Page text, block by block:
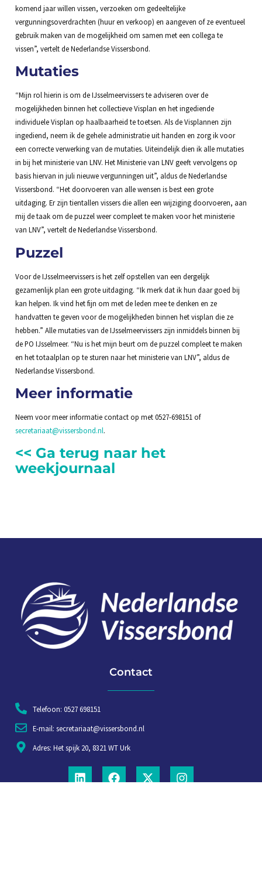
komend jaar willen vissen, verzoeken om gedeeltelijke
vergunningsoverdrachten (huur en verkoop) en aangeven of ze eventueel
gebruik maken van de mogelijkheid om samen met een collega te
vissen”, vertelt de Nederlandse Vissersbond.
Mutaties
“Mijn rol hierin is om de IJsselmeervissers te adviseren over de
mogelijkheden binnen het collectieve Visplan en het ingediende
individuele Visplan op haalbaarheid te toetsen. Als de Visplannen zijn
ingediend, neem ik de gehele administratie uit handen en zorg ik voor
een correcte verwerking van de mutaties. Uiteindelijk dien ik alle mutaties
in bij het ministerie van LNV. Het Ministerie van LNV geeft vervolgens op
basis hiervan in juli nieuwe vergunningen uit”, aldus de Nederlandse
Vissersbond. “Het doorvoeren van alle wensen is best een grote
uitdaging. Er zijn tientallen vissers die allen een wijziging doorvoeren, aan
mij de taak om de puzzel weer compleet te maken voor het ministerie
van LNV”, vertelt de Nederlandse Vissersbond.
Puzzel
Voor de IJsselmeervissers is het zelf opstellen van een dergelijk
gezamenlijk plan een grote uitdaging. “Ik merk dat ik hun daar goed bij
kan helpen. Ik vind het fijn om met de leden mee te denken en ze
handvatten te geven voor de mogelijkheden binnen het visplan die ze
hebben.” Alle mutaties van de IJsselmeervissers zijn inmiddels binnen bij
de PO IJsselmeer. “Nu is het mijn beurt om de puzzel compleet te maken
en het totaalplan op te sturen naar het ministerie van LNV”, aldus de
Nederlandse Vissersbond.
Meer informatie
Neem voor meer informatie contact op met 0527-698151 of
secretariaat@vissersbond.nl.
<< Ga terug naar het
weekjournaal
Contact
Telefoon: 0527 698151
E-mail: secretariaat@vissersbond.nl
Adres: Het spijk 20, 8321 WT Urk